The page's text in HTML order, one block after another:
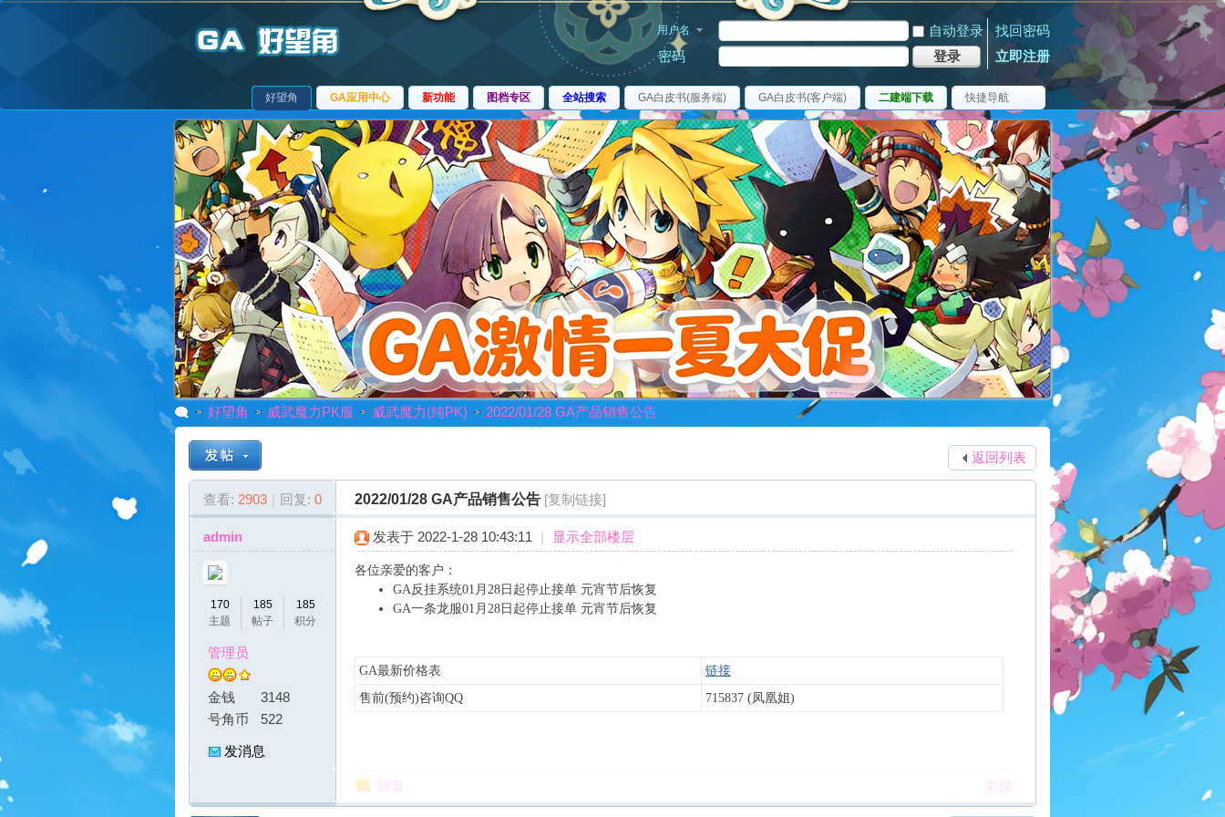
用户名 自动登录
找回密码
密码
登录 立即注册
好望角 GA应用中心 新功能 图档专区 全站搜索 GA白皮书(服务端) GA白皮书(客户端) 二建端下载 快捷导航
好望角 威武魔力PK服 威武魔力(纯PK)
›
2022/01/28 GA产品销售公告
返回列表
查看: 2903 | 回复: 0 2022/01/28 GA产品销售公告 [复制链接]
admin
170
主题
185
帖子
185
积分
管理员
金钱
3148
号角币
522
发消息
发表于 2022-1-28 10:43:11 | 显示全部楼层
各位亲爱的客户：
GA反挂系统01月28日起停止接单 元宵节后恢复
GA一条龙服01月28日起停止接单 元宵节后恢复
GA最新价格表
链接
售前(预约)咨询QQ
715837 (凤凰姐)
回复 举报